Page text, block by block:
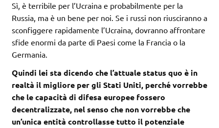
Sì, è terribile per l’Ucraina e probabilmente per la
Russia, ma è un bene per noi. Se i russi non riusciranno a
sconfiggere rapidamente l’Ucraina, dovranno affrontare
sfide enormi da parte di Paesi come la Francia o la
Germania.
Quindi lei sta dicendo che l’attuale status quo è in
realtà il migliore per gli Stati Uniti, perché vorrebbe
che le capacità di difesa europee fossero
decentralizzate, nel senso che non vorrebbe che
un’unica entità controllasse tutto il potenziale